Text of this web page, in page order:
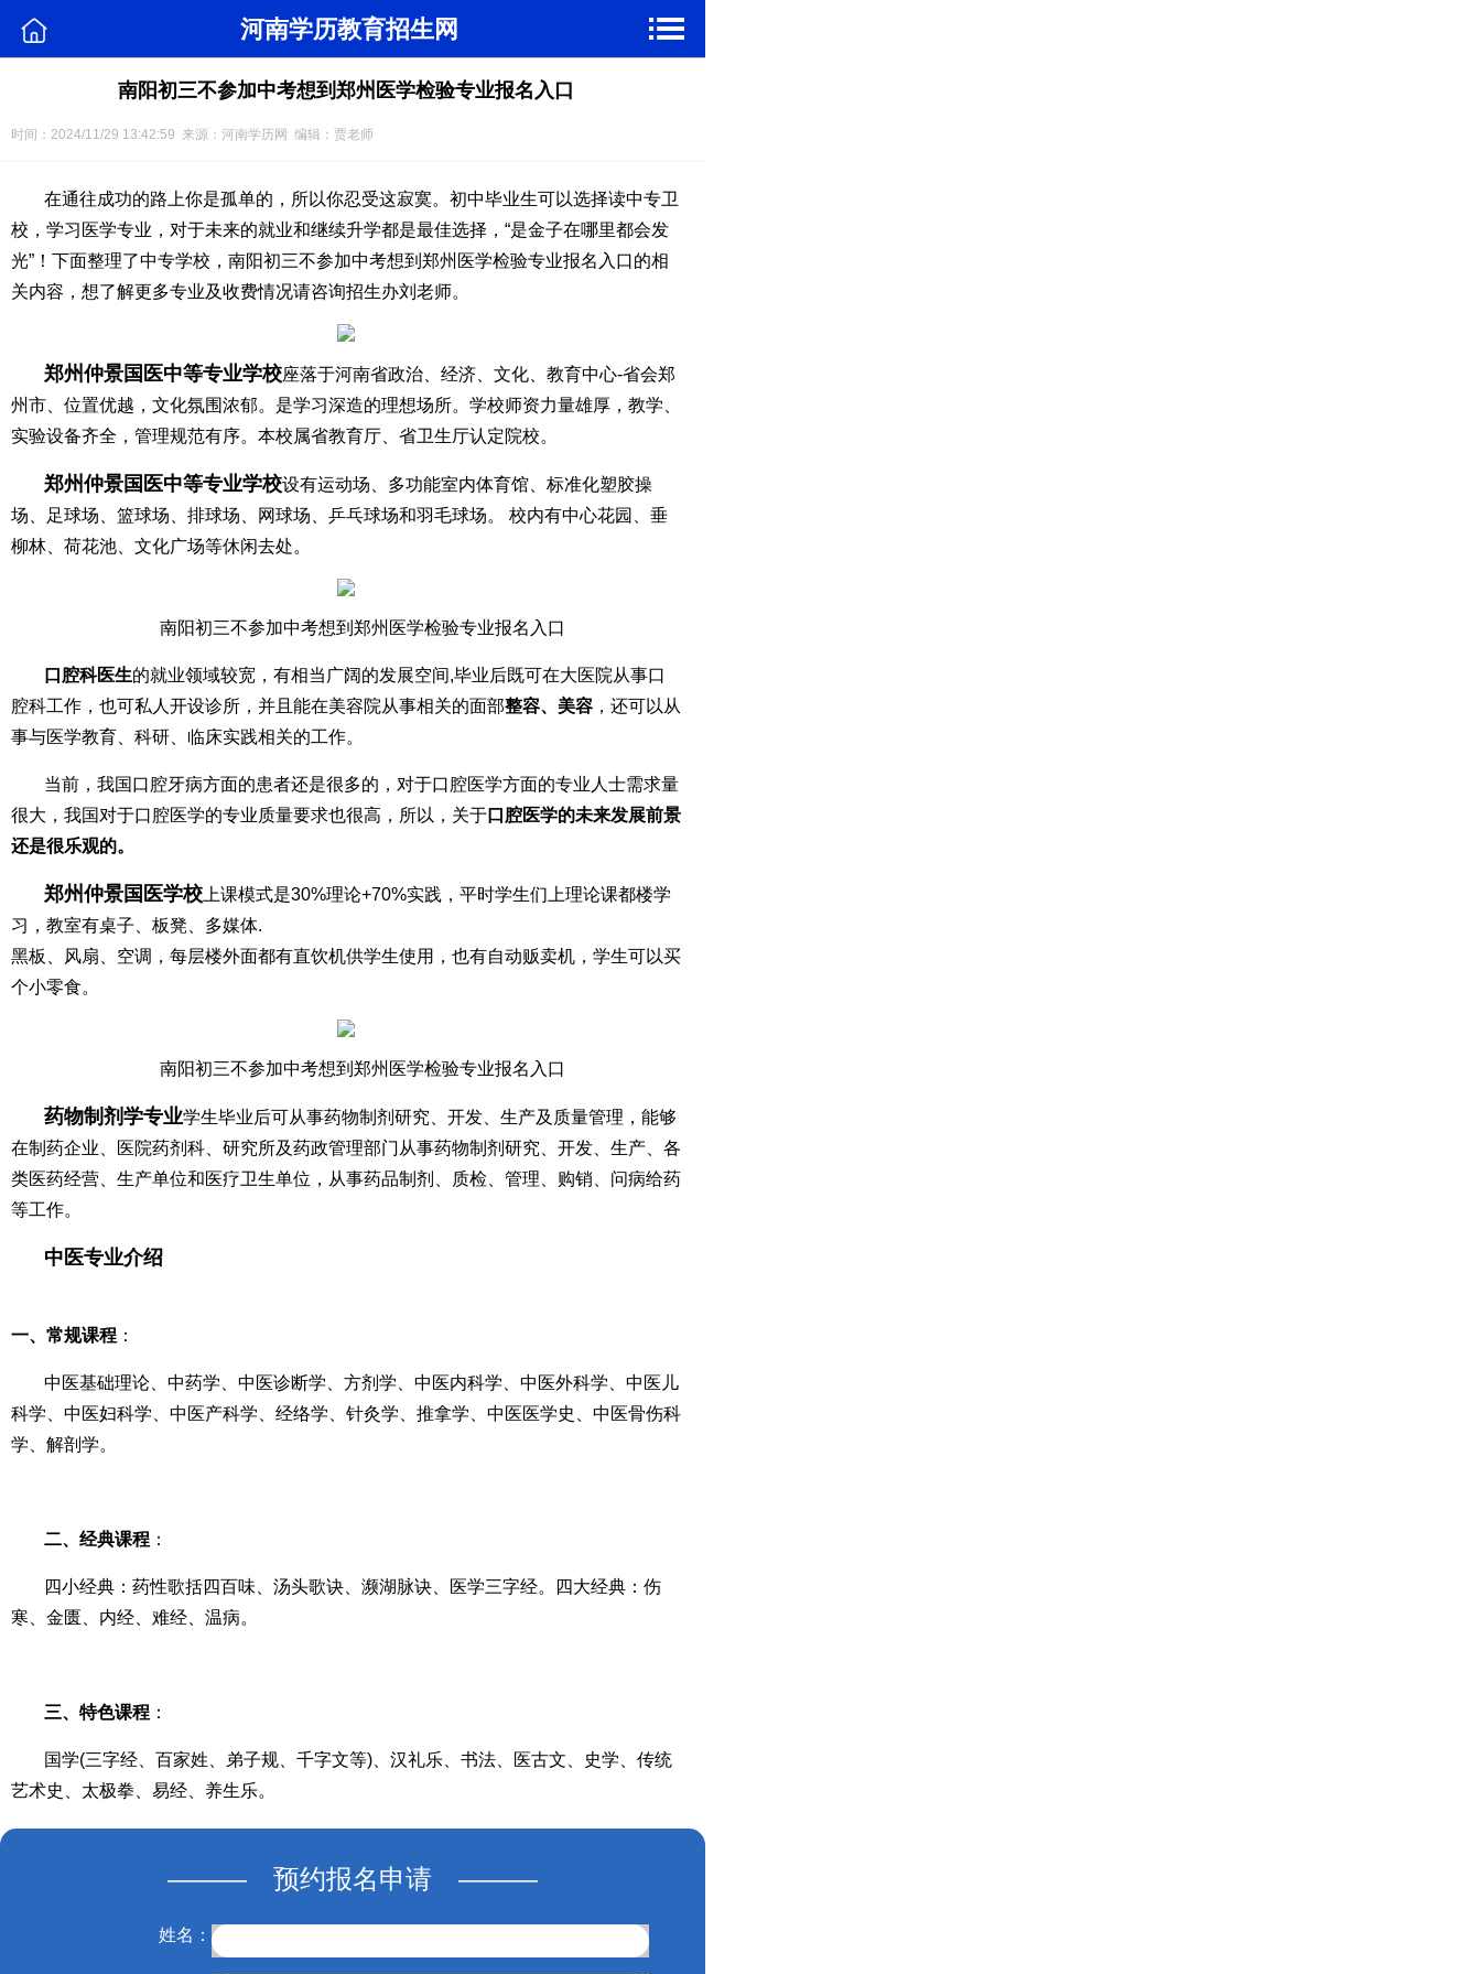
河南学历教育招生网
南阳初三不参加中考想到郑州医学检验专业报名入口
时间：2024/11/29 13:42:59 来源：河南学历网 编辑：贾老师
在通往成功的路上你是孤单的，所以你忍受这寂寞。初中毕业生可以选择读中专卫
校，学习医学专业，对于未来的就业和继续升学都是最佳选择，“是金子在哪里都会发
光”！下面整理了中专学校，南阳初三不参加中考想到郑州医学检验专业报名入口的相
关内容，想了解更多专业及收费情况请咨询招生办刘老师。
郑州仲景国医中等专业学校座落于河南省政治、经济、文化、教育中心-省会郑
州市、位置优越，文化氛围浓郁。是学习深造的理想场所。学校师资力量雄厚，教学、
实验设备齐全，管理规范有序。本校属省教育厅、省卫生厅认定院校。
郑州仲景国医中等专业学校设有运动场、多功能室内体育馆、标准化塑胶操
场、足球场、篮球场、排球场、网球场、乒乓球场和羽毛球场。 校内有中心花园、垂
柳林、荷花池、文化广场等休闲去处。
南阳初三不参加中考想到郑州医学检验专业报名入口
口腔科医生的就业领域较宽，有相当广阔的发展空间,毕业后既可在大医院从事口
腔科工作，也可私人开设诊所，并且能在美容院从事相关的面部整容、美容 ，还可以从
事与医学教育、科研、临床实践相关的工作。
当前，我国口腔牙病方面的患者还是很多的，对于口腔医学方面的专业人士需求量
很大，我国对于口腔医学的专业质量要求也很高，所以，关于口腔医学的未来发展前景
还是很乐观的。
郑州仲景国医学校 上课模式是30%理论+70%实践，平时学生们上理论课都楼学
习，教室有桌子、板凳、多媒体.
黑板、风扇、空调，每层楼外面都有直饮机供学生使用，也有自动贩卖机，学生可以买
个小零食。
南阳初三不参加中考想到郑州医学检验专业报名入口
药物制剂学专业学生毕业后可从事药物制剂研究、开发、生产及质量管理，能够
在制药企业、医院药剂科、研究所及药政管理部门从事药物制剂研究、开发、生产、各
类医药经营、生产单位和医疗卫生单位，从事药品制剂、质检、管理、购销、问病给药
等工作。
中医专业介绍
一、常规课程 ：
中医基础理论、中药学、中医诊断学、方剂学、中医内科学、中医外科学、中医儿
科学、中医妇科学、中医产科学、经络学、针灸学、推拿学、中医医学史、中医骨伤科
学、解剖学。
二、经典课程 ：
四小经典：药性歌括四百味、汤头歌诀、濒湖脉诀、医学三字经。四大经典：伤
寒、金匮、内经、难经、温病。
三、特色课程 ：
国学(三字经、百家姓、弟子规、千字文等)、汉礼乐、书法、医古文、史学、传统
艺术史、太极拳、易经、养生乐。
——— 预约报名申请 ———
姓名：